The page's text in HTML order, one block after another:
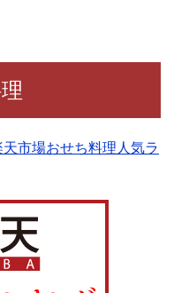
天市場おせち料理人気ラ